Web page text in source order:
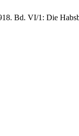
Bd. VI/1: Die